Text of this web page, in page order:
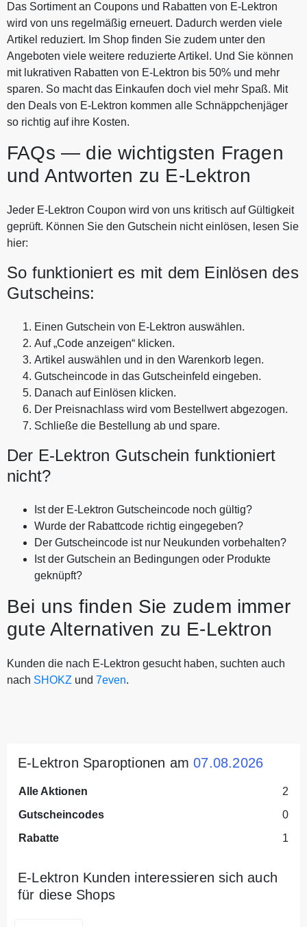
Das Sortiment an Coupons und Rabatten von E-Lektron
wird von uns regelmäßig erneuert. Dadurch werden viele
Artikel reduziert. Im Shop finden Sie zudem unter den
Angeboten viele weitere reduzierte Artikel. Und Sie können
mit lukrativen Rabatten von E-Lektron bis 50% und mehr
sparen. So macht das Einkaufen doch viel mehr Spaß. Mit
den Deals von E-Lektron kommen alle Schnäppchenjäger
so richtig auf ihre Kosten.
FAQs — die wichtigsten Fragen
und Antworten zu E-Lektron
Jeder E-Lektron Coupon wird von uns kritisch auf Gültigkeit
geprüft. Können Sie den Gutschein nicht einlösen, lesen Sie
hier:
So funktioniert es mit dem Einlösen des
Gutscheins:
Einen Gutschein von E-Lektron auswählen.
Auf „Code anzeigen“ klicken.
Artikel auswählen und in den Warenkorb legen.
Gutscheincode in das Gutscheinfeld eingeben.
Danach auf Einlösen klicken.
Der Preisnachlass wird vom Bestellwert abgezogen.
Schließe die Bestellung ab und spare.
Der E-Lektron Gutschein funktioniert
nicht?
Ist der E-Lektron Gutscheincode noch gültig?
Wurde der Rabattcode richtig eingegeben?
Der Gutscheincode ist nur Neukunden vorbehalten?
Ist der Gutschein an Bedingungen oder Produkte
geknüpft?
Bei uns finden Sie zudem immer
gute Alternativen zu E-Lektron
Kunden die nach E-Lektron gesucht haben, suchten auch
nach SHOKZ und 7even.
E-Lektron Sparoptionen am07.08.2026
Alle Aktionen
2
Gutscheincodes
0
Rabatte
1
E-Lektron Kunden interessieren sich auch
für diese Shops